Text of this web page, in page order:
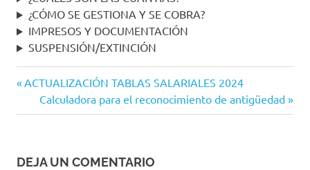
¿CÓMO SE GESTIONA Y SE COBRA?
IMPRESOS Y DOCUMENTACIÓN
SUSPENSIÓN/EXTINCIÓN
conciliación
enfermedad
prestación
Navegación
de
Entrada
anterior:
ACTUALIZACIÓN TABLAS SALARIALES 2024
Siguiente
entrada:
Calculadora para el reconocimiento de antigüedad
DEJA UN COMENTARIO